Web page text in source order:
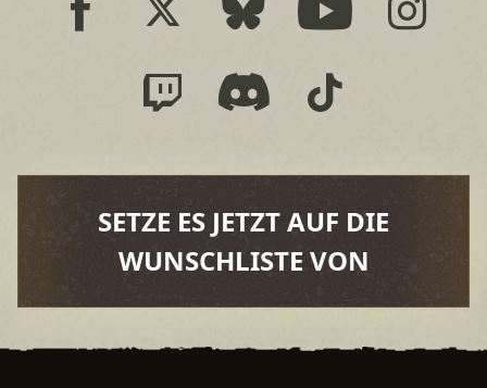
SETZE ES JETZT AUF DIE
WUNSCHLISTE VON